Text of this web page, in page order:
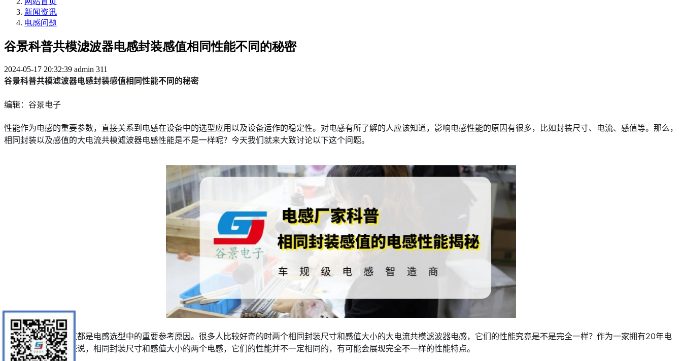
新闻资讯
电感问题
谷景科普共模滤波器电感封装感值相同性能不同的秘密
2024-05-17 20:32:39 admin 311
谷景科普共模滤波器电感封装感值相同性能不同的秘密
编辑：谷景电子
性能作为电感的重要参数，直接关系到电感在设备中的选型应用以及设备运作的稳定性。对电感有所了解的人应该知道，影响电感性能的原因有很多，比如封装尺寸、电流、感值等。那么，
相同封装以及感值的大电流共模滤波器电感性能是不是一样呢？今天我们就来大致讨论以下这个问题。
封装尺寸以及电感值都是电感选型中的重要参考原因。很多人比较好奇的时两个相同封装尺寸和感值大小的大电流共模滤波器电感，它们的性能究竟是不是完全一样？作为一家拥有20年电
感代工经验的厂家来说，相同封装尺寸和感值大小的两个电感，它们的性能并不一定相同的，有可能会展现完全不一样的性能特点。